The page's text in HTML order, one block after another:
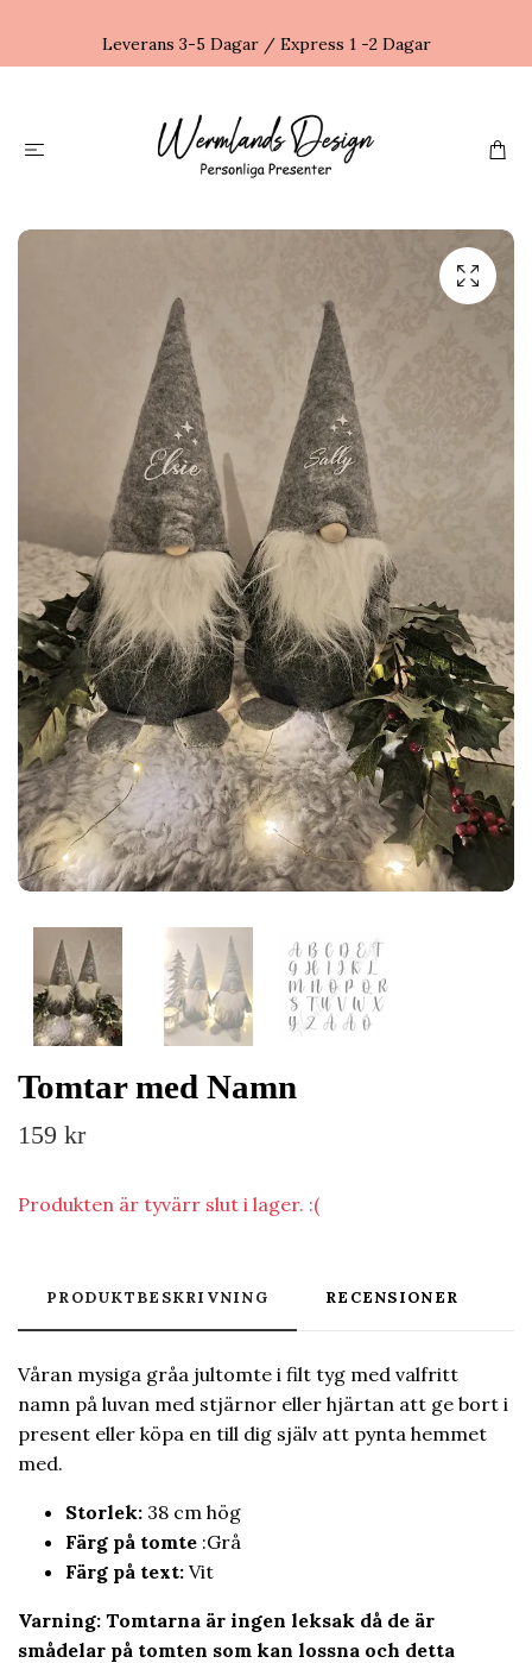
Leverans 3-5 Dagar / Express 1 -2 Dagar
Tomtar med Namn
159 kr
Produkten är tyvärr slut i lager. :(
PRODUKTBESKRIVNING RECENSIONER
Våran mysiga gråa jultomte i filt tyg med valfritt
namn på luvan med stjärnor eller hjärtan att ge bort i
present eller köpa en till dig själv att pynta hemmet
med.
Storlek: 38 cm hög
Färg på tomte :Grå
Färg på text: Vit
Varning: Tomtarna är ingen leksak då de är
smådelar på tomten som kan lossna och detta